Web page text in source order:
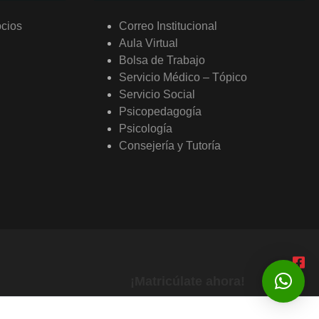
Correo Institucional
Aula Virtual
Bolsa de Trabajo
Servicio Médico – Tópico
Servicio Social
Psicopedagogía
Psicología
Consejería y Tutoría